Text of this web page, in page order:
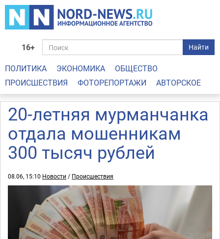
16+ Найти
ПОЛИТИКА ЭКОНОМИКА
ОБЩЕСТВО
ПРОИСШЕСТВИЯ
ФОТОРЕПОРТАЖИ АВТОРСКОЕ
20-летняя мурманчанка
отдала мошенникам
300 тысяч рублей
08.06, 15:10 Новости / Происшествия